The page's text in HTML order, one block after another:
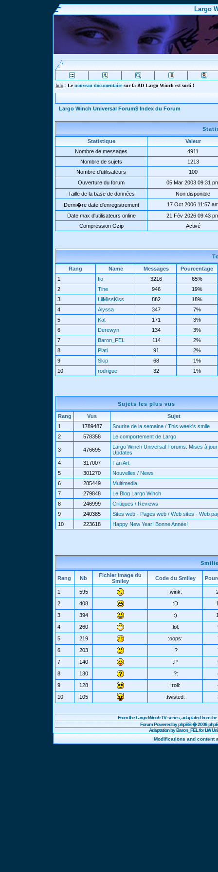
Largo
Info : Lenouveau documentairesur la BD Largo Winch est sorti !
Largo Winch Universal Forum$ Index du Forum
Statistique
Valeur
Nombre de messages
4911
Nombre de sujets
1213
Nombre d'utilisateurs
100
Ouverture du forum
05 Mar 2003 09:31
Taille de la base de données
Non disponible
Derni�re date d'enregistrement
17 Oct 2006 11:57
Date max d'utilisateurs online
21 Fév 2026 09:43
Compression Gzip
Activé
Rang Name Messages
Pourcentage
1
fio 3216
65%
2
Tine 946
19%
3
LilMissKiss 882
18%
4
Alyssa 347
7%
5
Kat 171
3%
6
Derewyn 134
3%
7
Baron_FEL 114
2%
8
Plati 91
2%
9
Skip 68
1%
10
rodrigue 32 1%
Sujets les plus vus
Rang Vus
Sujet
1
1789487
Sourire de la semaine / This week's smile
2
578358 Le comportement de Largo
3 476695
Largo Winch Universal Forums: Mises à
Updates
4
317007
Fan Art
5
301270
Nouvelles / News
6
285449
Multimedia
7
279848
Le Blog Largo Winch
8
246999
Critiques / Reviews
9
240385
Sites web - Pages web / Web sites - Web
10
223618 Happy New Year! Bonne Année!
Rang Nb
Fichier Image du
Smiley
Code du Smiley
1 595 :wink:
2
408 :D
3
394 :)
4
260 :lol:
5
219 :oops:
6
203 :?
7
140 :P
8
130 :?:
9
128 :roll:
10
105 :twisted:
From theLargo WinchTV series, adaptated from
Forum Powered byphpBB� 2006
Adaptation by Baron_FEL for LW
Modifications and content